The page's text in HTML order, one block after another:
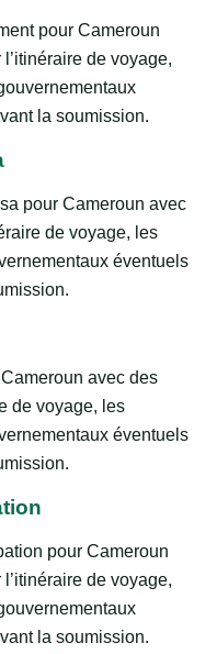
pour Cameroun
de voyage,
la soumission.
pour Cameroun avec
de voyage, les
éventuels
avec des
de voyage, les
éventuels
pour Cameroun
de voyage,
la soumission.